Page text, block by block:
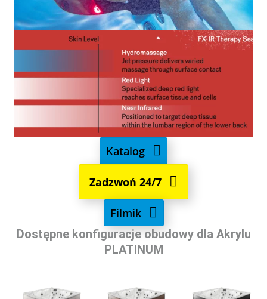
Katalog
Zadzwoń 24/7
Filmik
Dostępne konfiguracje obudowy dla Akrylu
PLATINUM